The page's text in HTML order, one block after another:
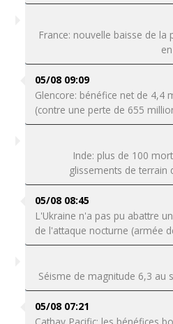
France: nouvelle baisse de
05/08 09:09
Glencore: bénéfice net de 4,4
(contre une perte de 655
Inde: plus de 100
glissements de terrain
05/08 08:45
L'Ukraine n'a pas pu abattre
de l'attaque nocturne (armée
Séisme de magnitude 6,3 au
05/08 07:21